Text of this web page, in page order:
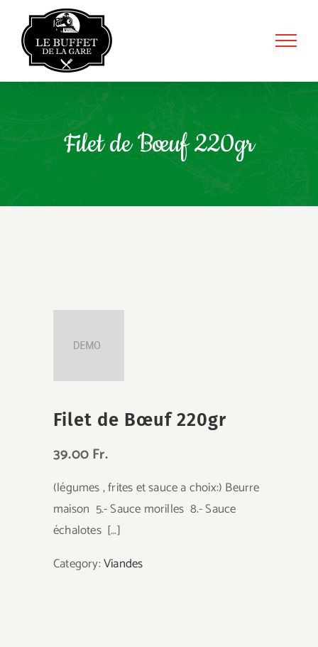
content
Filet de Bœuf 220gr
Filet de Bœuf 220gr
39.00 Fr.
(légumes , frites et sauce a choix:) Beurre
maison 5.- Sauce morilles 8.- Sauce
échalotes […]
Category:Viandes